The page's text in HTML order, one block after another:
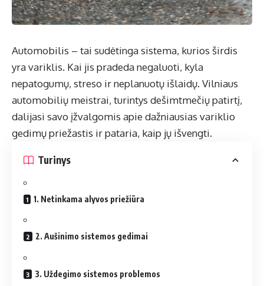
Automobilis – tai sudėtinga sistema, kurios širdis
yra variklis. Kai jis pradeda negaluoti, kyla
nepatogumų, streso ir neplanuotų išlaidų. Vilniaus
automobilių meistrai, turintys dešimtmečių patirtį,
dalijasi savo įžvalgomis apie dažniausias variklio
gedimų priežastis ir pataria, kaip jų išvengti.
Turinys
1. Netinkama alyvos priežiūra
2. Aušinimo sistemos gedimai
3. Uždegimo sistemos problemos